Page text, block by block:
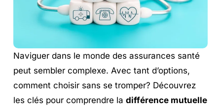
Naviguer dans le monde des assurances santé
peut sembler complexe. Avec tant d’options,
comment choisir sans se tromper? Découvrez
les clés pour comprendre la différence mutuelle